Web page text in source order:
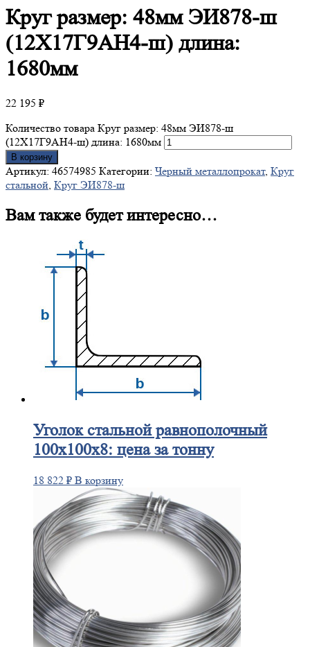
Кругразмер: 48мм ЭИ878-ш
(12Х17Г9АН4-ш) длина:
1680мм
22 195 ₽
Количество товара Круг размер: 48мм ЭИ878-ш
(12Х17Г9АН4-ш) длина: 1680мм
В корзину
Артикул: 46574985 Категории: Черный металлопрокат, Круг
стальной, Круг ЭИ878-ш
Вам также будет интересно…
Уголокстальной равнополочный
100х100х8: цена за тонну
18 822 ₽ В корзину